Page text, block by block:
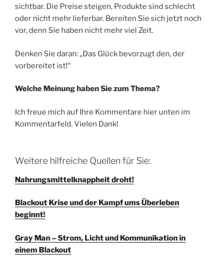
sichtbar. Die Preise steigen, Produkte sind schlecht
oder nicht mehr lieferbar. Bereiten Sie sich jetzt noch
vor, denn Sie haben nicht mehr viel Zeit.
Denken Sie daran: „Das Glück bevorzugt den, der
vorbereitet ist!“
Welche Meinung haben Sie zum Thema?
Ich freue mich auf Ihre Kommentare hier unten im
Kommentarfeld. Vielen Dank!
Weitere hilfreiche Quellen für Sie:
Nahrungsmittelknappheit droht!
Blackout Krise und der Kampf ums Überleben
beginnt!
Gray Man – Strom, Licht und Kommunikation in
einem Blackout